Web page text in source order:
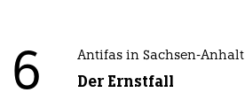
6 Antifas in Sachsen-Anhalt
Der Ernstfall